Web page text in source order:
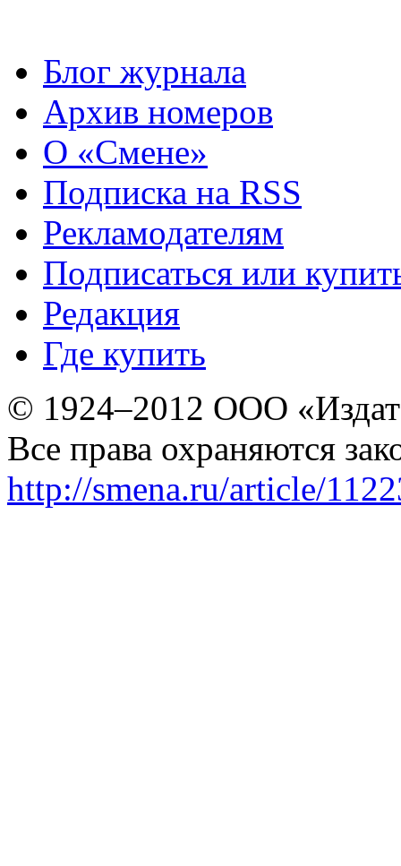
Блог журнала
Архив номеров
О «Смене»
Подписка на RSS
Рекламодателям
Подписаться или
Редакция
Где купить
© 1924–2012 ООО
Все права охраняются
http://smena.ru/article/